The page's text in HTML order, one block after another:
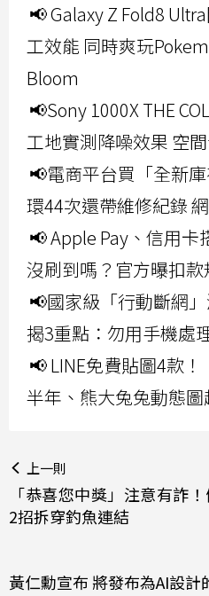
📢 Galaxy Z Fold8
工效能 同時爽玩
Bloom
📢Sony 1000X THE
工地實測降噪效果 空
📢電商平台買「全新
環44次還帶維修紀錄
📢 Apple Pay、信用
沒刷到嗎？官方曝扣
📢國家級「行動斷網
揭3重點：勿用手機處
📢 LINE免費貼圖4款
半年、熊大兔兔動態圖
上一則
「恭喜您中獎」注意有詐
2招拆穿釣魚連結
黃仁勳宣布 將發布為AI設計